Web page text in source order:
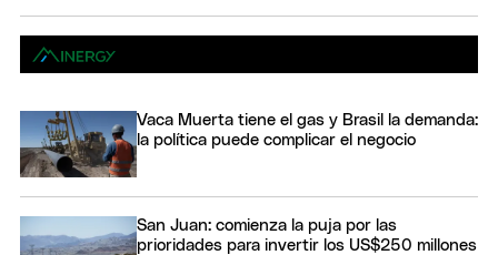
Vaca Muerta tiene el gas y Brasil la demanda:
la política puede complicar el negocio
San Juan: comienza la puja por las
prioridades para invertir los US$250 millones